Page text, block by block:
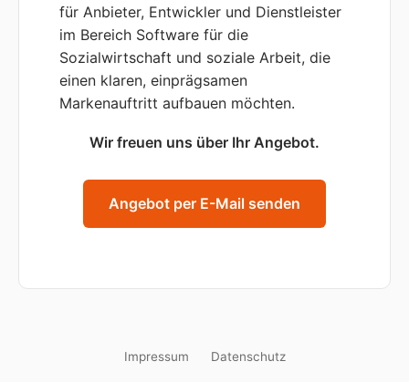
für Anbieter, Entwickler und Dienstleister
im Bereich Software für die
Sozialwirtschaft und soziale Arbeit, die
einen klaren, einprägsamen
Markenauftritt aufbauen möchten.
Wir freuen uns über Ihr Angebot.
Angebot per E-Mail senden
Impressum Datenschutz